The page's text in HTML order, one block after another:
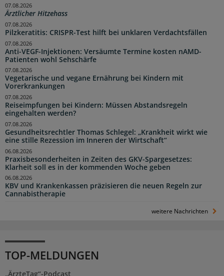
Ärztlicher Hitzehass
07.08.2026
Pilzkeratitis: CRISPR-Test hilft bei unklaren Verdachtsfällen
07.08.2026
Anti-VEGF-Injektionen: Versäumte Termine kosten nAMD-
Patienten wohl Sehschärfe
07.08.2026
Vegetarische und vegane Ernährung bei Kindern mit
Vorerkrankungen
07.08.2026
Reiseimpfungen bei Kindern: Müssen Abstandsregeln
eingehalten werden?
07.08.2026
Gesundheitsrechtler Thomas Schlegel: „Krankheit wirkt wie
eine stille Rezession im Inneren der Wirtschaft“
07.08.2026
Praxisbesonderheiten in Zeiten des GKV-Spargesetzes:
Klarheit soll es in der kommenden Woche geben
06.08.2026
KBV und Krankenkassen präzisieren die neuen Regeln zur
Cannabistherapie
06.08.2026
weitere Nachrichten
TOP-MELDUNGEN
„ÄrzteTag“-Podcast